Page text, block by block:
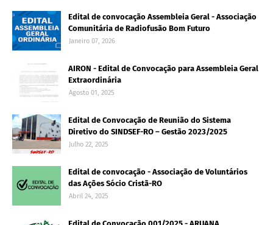
Edital de convocação Assembleia Geral - Associação
Comunitária de Radiofusão Bom Futuro
Janeiro 07, 2026
AIRON - Edital de Convocação para Assembleia Geral
Extraordinária
Agosto 01, 2025
Edital de Convocação de Reunião do Sistema
Diretivo do SINDSEF-RO – Gestão 2023/2025
Julho 22, 2025
Edital de convocação - Associação de Voluntários
das Ações Sócio Cristã-RO
Abril 24, 2025